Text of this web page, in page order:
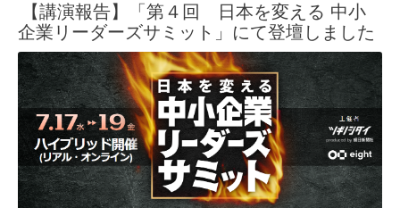
【講演報告】「第４回 日本を変える 中小
企業リーダーズサミット」にて登壇しました